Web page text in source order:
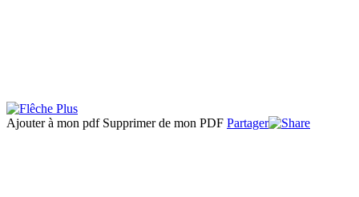
Ajouter à mon pdf Supprimer de mon PDF Partager